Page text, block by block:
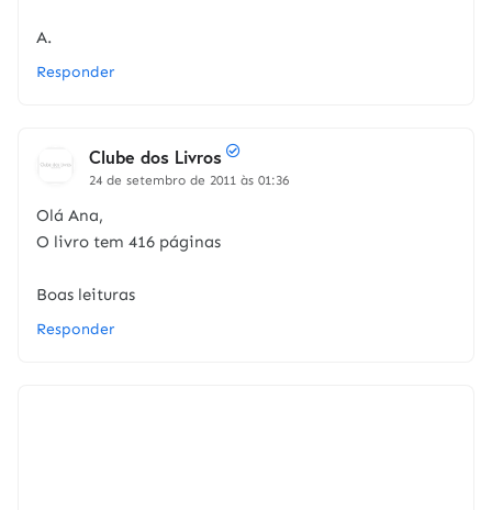
A.
Responder
Clube dos Livros
24 de setembro de 2011 às 01:36
Olá Ana,
O livro tem 416 páginas
Boas leituras
Responder